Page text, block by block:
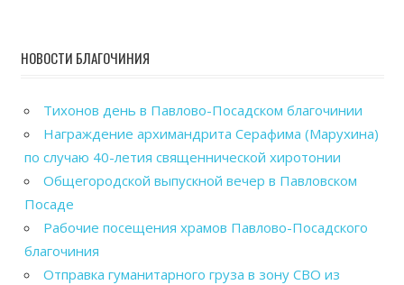
НОВОСТИ БЛАГОЧИНИЯ
Тихонов день в Павлово-Посадском благочинии
Награждение архимандрита Серафима (Марухина)
по случаю 40-летия священнической хиротонии
Общегородской выпускной вечер в Павловском
Посаде
Рабочие посещения храмов Павлово-Посадского
благочиния
Отправка гуманитарного груза в зону СВО из